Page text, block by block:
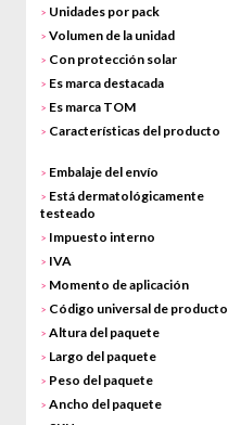
> Unidades por pack
> Volumen de la unidad
> Con protección solar
> Es marca destacada
> Es marca TOM
> Características del producto
> Embalaje del envío
> Está dermatológicamente
testeado
> Impuesto interno
> IVA
> Momento de aplicación
> Código universal de producto
> Altura del paquete
> Largo del paquete
> Peso del paquete
> Ancho del paquete